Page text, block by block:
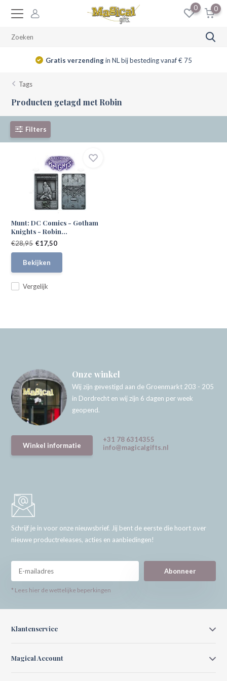
0 0
Gratis verzendingin NL bij besteding vanaf € 75
Tags
Producten getagd met Robin
Filters
Munt: DC Comics - Gotham
Knights - Robin...
Vergelijk
€28,95 €17,50
Bekijken
Onze winkel
Wij zijn gevestigd aan de Groenmarkt 203 - 205
in Dordrecht en wij zijn 6 dagen per week
geopend.
Winkel informatie
+31 78 6314355
info@magicalgifts.nl
Schrijf je in voor onze nieuwsbrief. Jij bent de eerste die hoort over
nieuwe productreleases, acties en aanbiedingen!
Abonneer
* Lees hier de wettelijke beperkingen
Klantenservice
Magical Account